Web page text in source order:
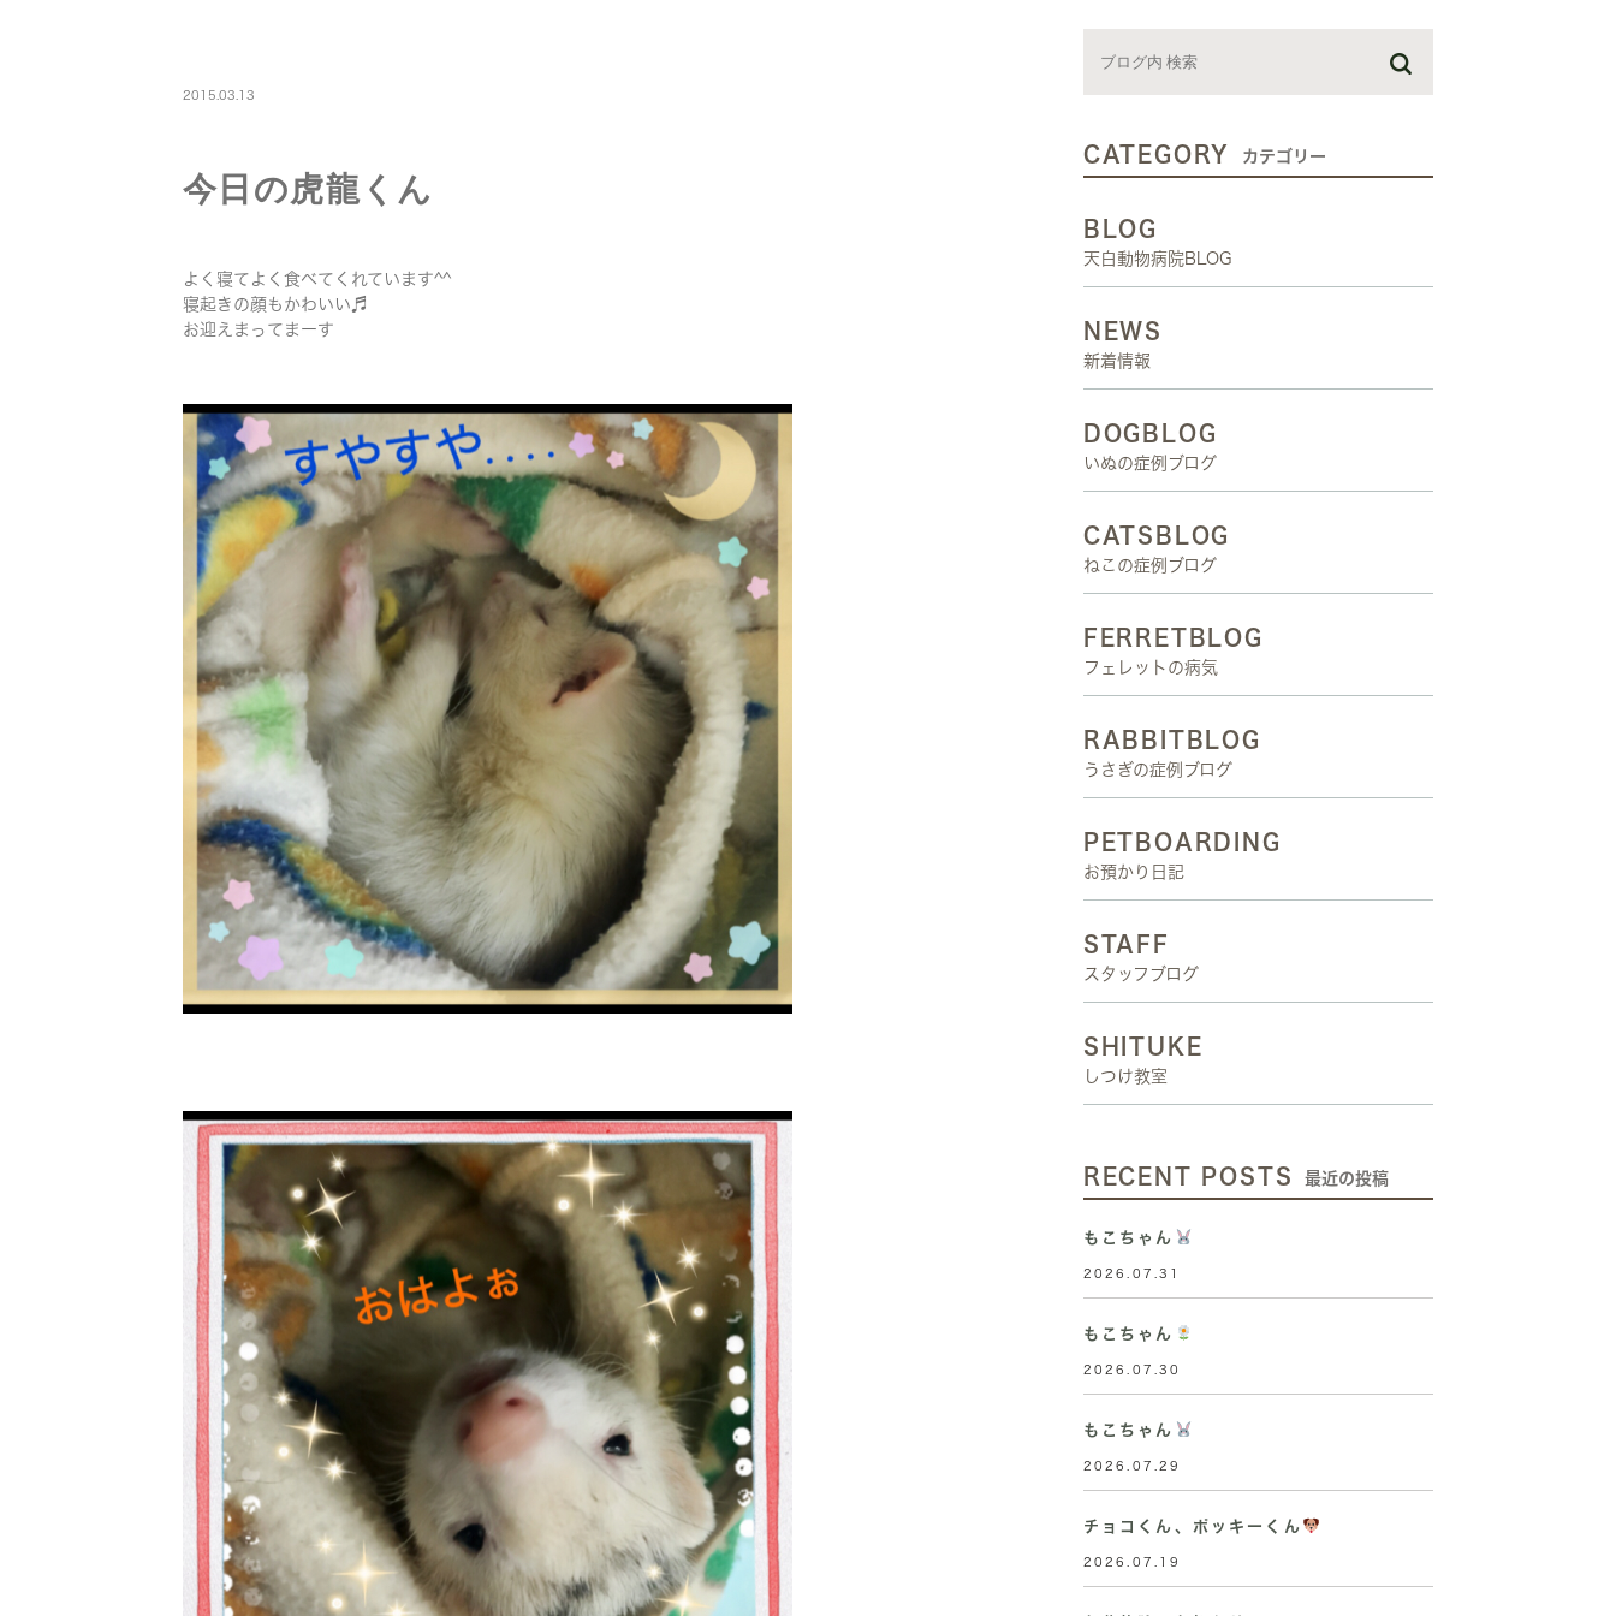
2015.03.13
今日の虎龍くん
よく寝てよく食べてくれています^^
寝起きの顔もかわいい♬
お迎えまってまーす
CATEGORY カテゴリー
BLOG
天白動物病院BLOG
NEWS
新着情報
DOGBLOG
いぬの症例ブログ
CATSBLOG
ねこの症例ブログ
FERRETBLOG
フェレットの病気
RABBITBLOG
うさぎの症例ブログ
PETBOARDING
お預かり日記
STAFF
スタッフブログ
SHITUKE
しつけ教室
RECENT POSTS 最近の投稿
もこちゃん
2026.07.31
もこちゃん
2026.07.30
もこちゃん
2026.07.29
チョコくん、ポッキーくん
2026.07.19